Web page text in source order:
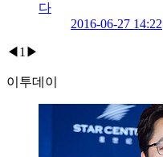
다
2016-06-27 14:22
◀ 1 ▶
이투데이